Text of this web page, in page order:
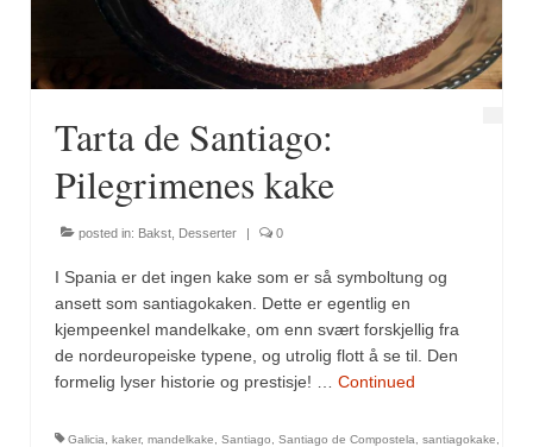
Tarta de Santiago:
Pilegrimenes kake
posted in: Bakst Desserter | 0
I Spania er det ingen kake som er så symboltung og
ansett som santiagokaken. Dette er egentlig en
kjempeenkel mandelkake, om enn svært forskjellig fra
de nordeuropeiske typene, og utrolig flott å se til. Den
formelig lyser historie og prestisje! … Continued
Galicia kaker, mandelkake Santiago Santiago de Compostela santiagokake